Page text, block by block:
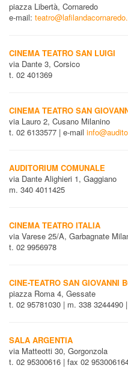
piazza Libertà, Cornaredo
e-mail:
CINEMA TEATRO SAN LUIGI
via Dante 3, Corsico
t. 02 401369
CINEMA TEATRO SAN
via Lauro 2, Cusano Milanino
t. 02 6133577 | e-mail
AUDITORIUM COMUNALE
via Dante Alighieri 1, Gaggiano
m. 340 4011425
CINEMA TEATRO ITALIA
via Varese 25/A, Garbagnate
t. 02 9956978
CINE-TEATRO SAN GIOVANNI
piazza Roma 4, Gessate
t. 02 95781030 | m. 338 3244490
SALA ARGENTIA
via Matteotti 30, Gorgonzola
t. 02 95300616 | fax 02